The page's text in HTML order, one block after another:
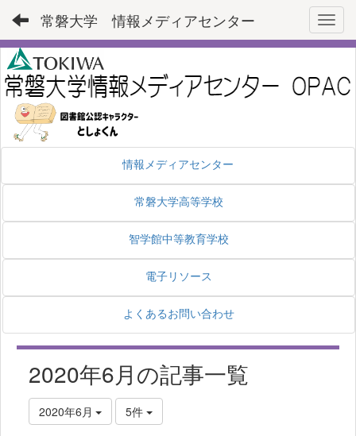
常磐大学 情報メディアセンター
情報メディアセンター
常磐大学高等学校
智学館中等教育学校
電子リソース
よくあるお問い合わせ
2020年6月の記事一覧
2020年6月 5件